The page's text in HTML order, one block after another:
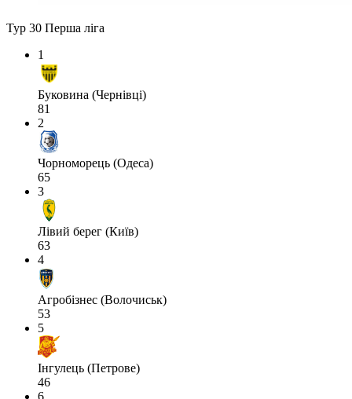
Тур 30 Перша ліга
1
Буковина (Чернівці)
81
2
Чорноморець (Одеса)
65
3
Лівий берег (Київ)
63
4
Агробізнес (Волочиськ)
53
5
Інгулець (Петрове)
46